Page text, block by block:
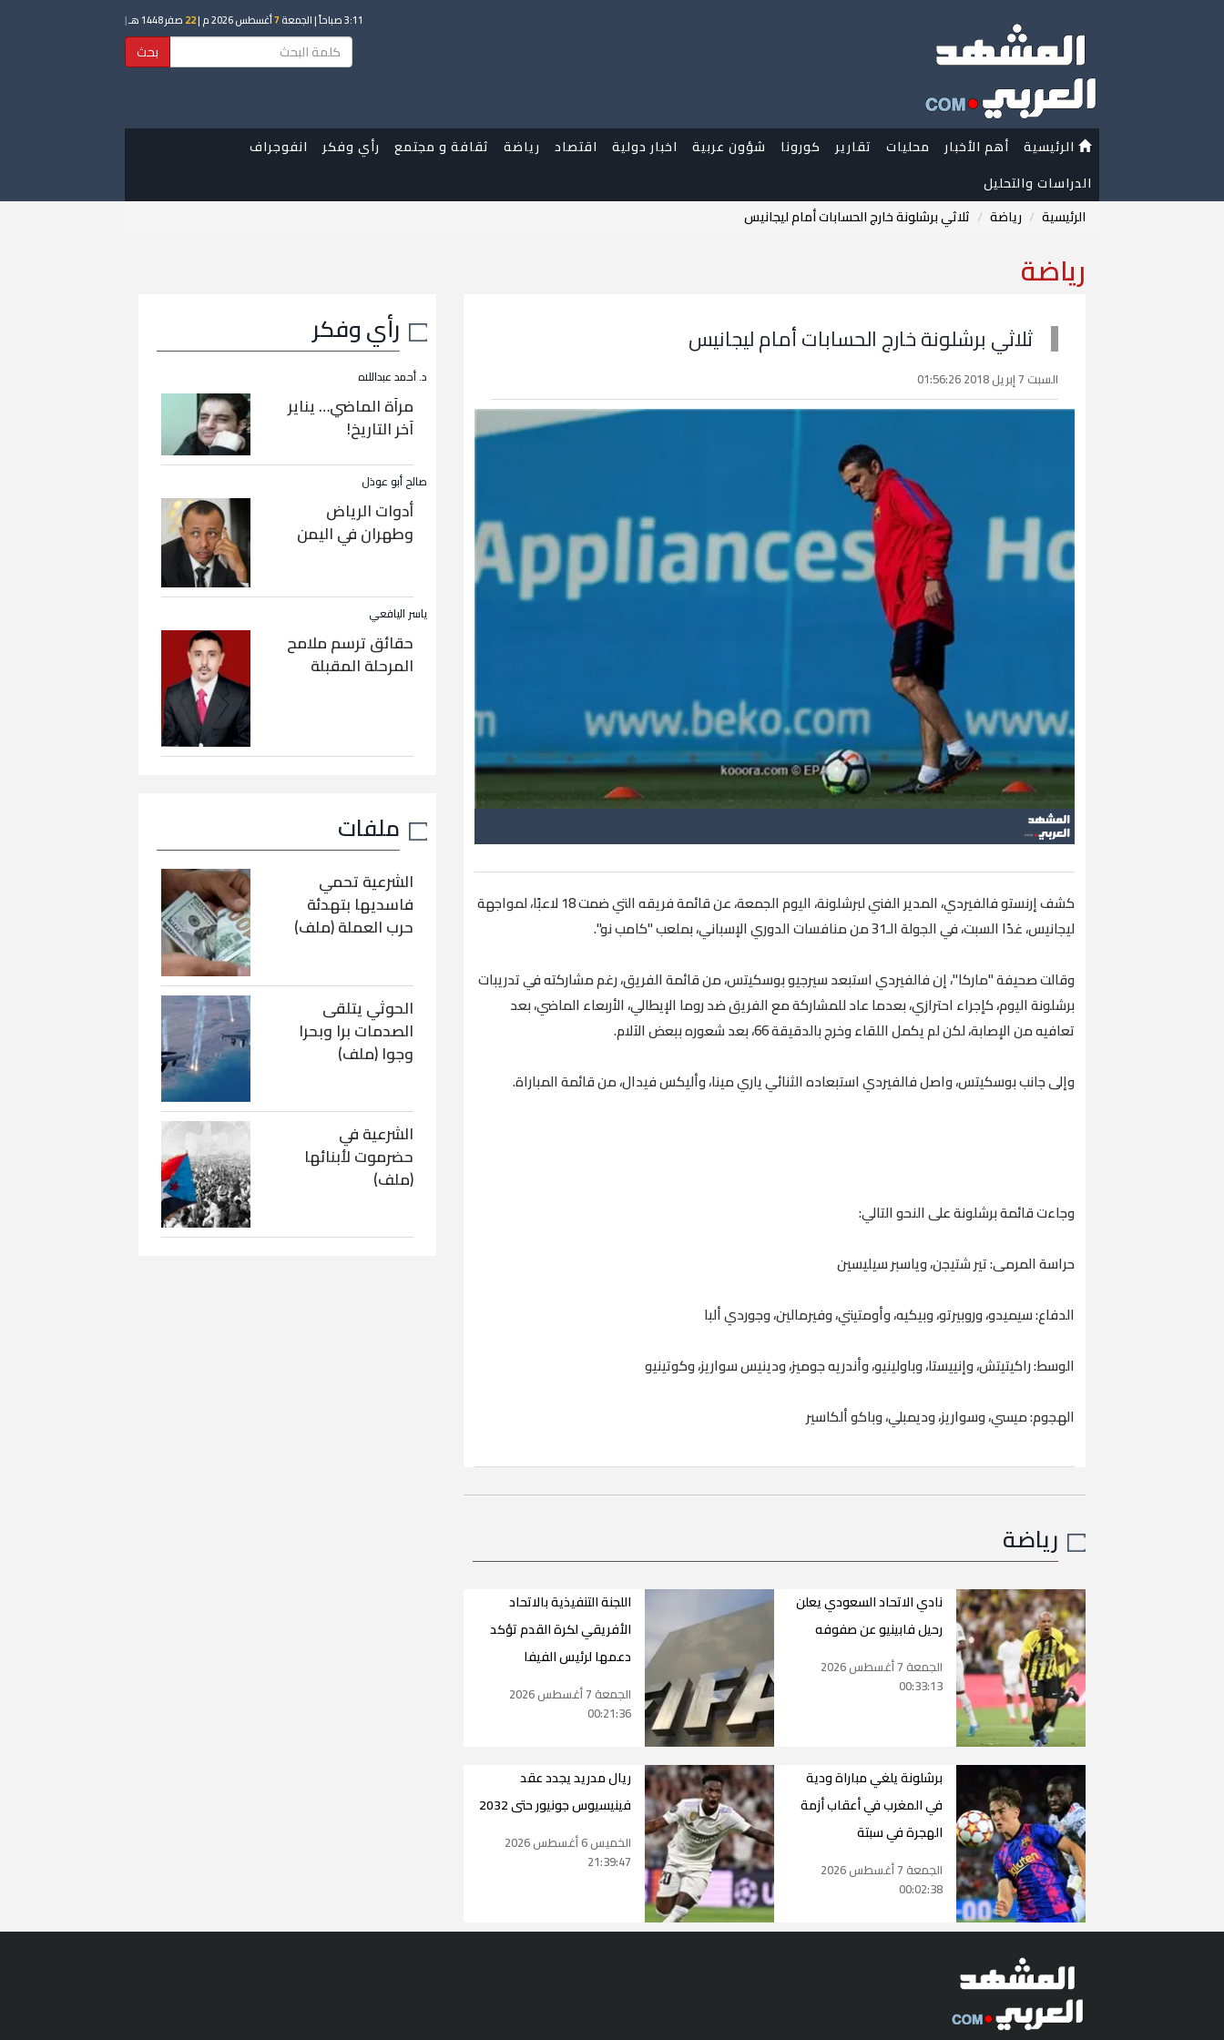
3:11 صباحاً | الجمعة7أغسطس 2026 م | 22 صفر 1448 هـ |
بحث
الرئيسية أهم الأخبار محليات تقارير كورونا شؤون عربية اخبار دولية اقتصاد رياضة ثقافة و مجتمع رأي وفكر
انفوجراف
الدراسات والتحليل
الرئيسية
رياضة ثلاثي برشلونة خارج الحسابات أمام ليجانيس
رياضة
ثلاثي برشلونة خارج الحسابات أمام ليجانيس
السبت 7 إبريل 2018 01:56:26
كشف إرنستو فالفيردي، المدير الفني لبرشلونة، اليوم الجمعة، عن قائمة فريقه التي ضمت 18 لاعبًا، لمواجهة
ليجانيس، غدًا السبت، في الجولة الـ31 من منافسات الدوري الإسباني، بملعب "كامب نو".
وقالت صحيفة "ماركا"، إن فالفيردي استبعد سيرجيو بوسكيتس، من قائمة الفريق، رغم مشاركته في تدريبات
برشلونة اليوم، كإجراء احترازي، بعدما عاد للمشاركة مع الفريق ضد روما الإيطالي، الأربعاء الماضي، بعد
تعافيه من الإصابة، لكن لم يكمل اللقاء وخرج بالدقيقة 66، بعد شعوره ببعض الآلام.
وإلى جانب بوسكيتس، واصل فالفيردي استبعاده الثنائي ياري مينا، وأليكس فيدال، من قائمة المباراة.
وجاءت قائمة برشلونة على النحو التالي:
حراسة المرمى: تير شتيجن، وياسبر سيليسين
الدفاع: سيميدو، وروبيرتو، وبيكيه، وأومتيتي، وفيرمالين، وجوردي ألبا
الوسط: راكيتيتش، وإنييستا، وباولينيو، وأندريه جوميز، ودينيس سواريز، وكوتينيو
الهجوم: ميسي، وسواريز، وديمبلي، وباكو ألكاسير
رياضة
نادي الاتحاد السعودي يعلن
رحيل فابينيو عن صفوفه
الجمعة 7 أغسطس 2026
00:33:13
اللجنة التنفيذية بالاتحاد
الأفريقي لكرة القدم تؤكد
دعمها لرئيس الفيفا
الجمعة 7 أغسطس 2026
00:21:36
برشلونة يلغي مباراة ودية
في المغرب في أعقاب أزمة
الهجرة في سبتة
الجمعة 7 أغسطس 2026
00:02:38
ريال مدريد يجدد عقد
فينيسيوس جونيور حتى 2032
الخميس 6 أغسطس 2026
21:39:47
رأي وفكر
د. أحمد عبداللاه
مرآة الماضي… يناير
آخر التاريخ!
صالح أبو عوذل
أدوات الرياض
وطهران في اليمن
ياسر اليافعي
حقائق ترسم ملامح
المرحلة المقبلة
ملفات
الشرعية تحمي
فاسديها بتهدئة
حرب العملة (ملف)
الحوثي يتلقى
الصدمات برا وبحرا
وجوا (ملف)
الشرعية في
حضرموت لأبنائها
(ملف)